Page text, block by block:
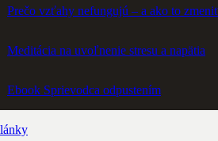
Prečo vzťahy nefungujú – a ako to
Meditácia na uvoľnenie stresu a napätia
Ebook Sprievodca odpustením